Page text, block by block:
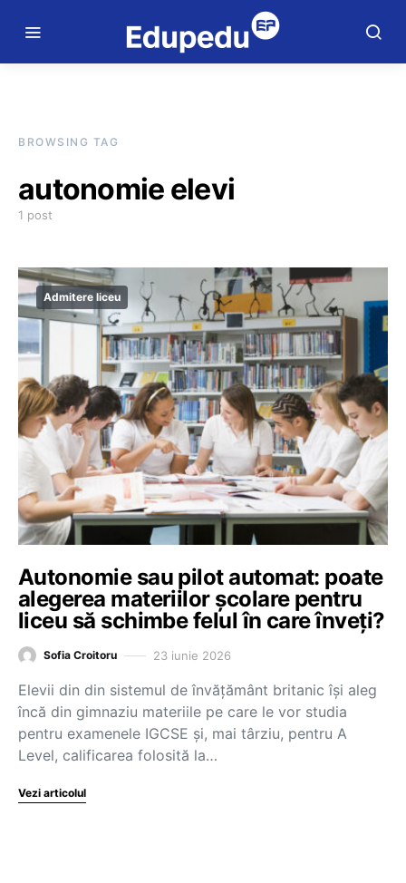
BROWSING TAG
autonomie elevi
1 post
Admitere liceu
Autonomie sau pilot automat: poate
alegerea materiilor școlare pentru
liceu să schimbe felul în care înveți?
Sofia Croitoru 23 iunie 2026
Elevii din din sistemul de învățământ britanic își aleg
încă din gimnaziu materiile pe care le vor studia
pentru examenele IGCSE și, mai târziu, pentru A
Level, calificarea folosită la…
Vezi articolul